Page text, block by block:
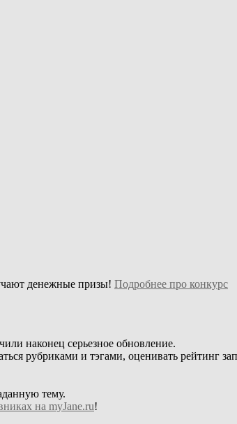
денежные призы! Подробнее про конкурс
наконец серьезное обновление.
рубриками и тэгами, оценивать рейтинг
тему.
на myJane.ru!